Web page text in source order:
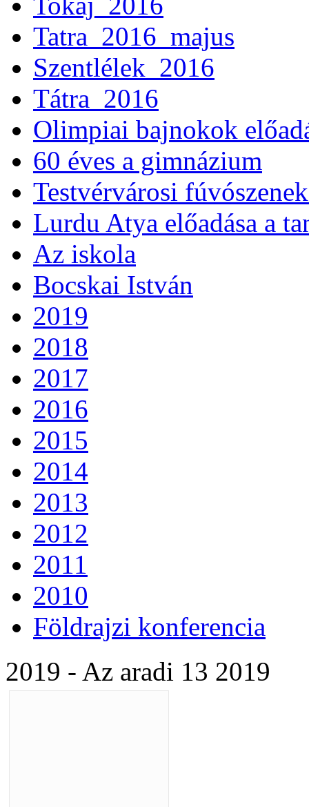
Tatra_2016_majus
Szentlélek_2016
Tátra_2016
Olimpiai bajnokok
60 éves a gimnázium
Testvérvárosi
Lurdu Atya előadása a
Az iskola
Bocskai István
2019
2018
2017
2016
2015
2014
2013
2012
2011
2010
Földrajzi konferencia
2019 - Az aradi 13 2019